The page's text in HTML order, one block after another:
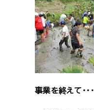
事業を終えて・・・